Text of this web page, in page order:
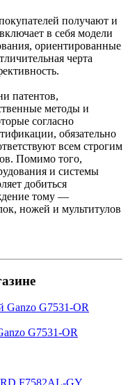
получают и
в себя модели
ориентированные
черта
патентов,
методы и
согласно
обязательно
всем строгим
Помимо того,
и системы
добиться
тому —
ножей и мультитулов
G7531-OR